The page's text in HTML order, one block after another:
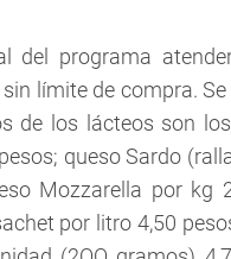
del programa
límite de compra.
de los lácteos son
queso Sardo
Mozzarella por kg
por litro 4,50